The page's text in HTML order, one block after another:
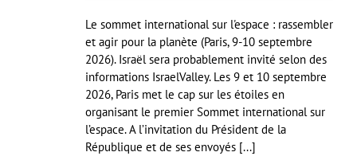
Le sommet international sur l'espace : rassembler
et agir pour la planète (Paris, 9-10 septembre
2026). Israël sera probablement invité selon des
informations IsraelValley. Les 9 et 10 septembre
2026, Paris met le cap sur les étoiles en
organisant le premier Sommet international sur
l’espace. A l’invitation du Président de la
République et de ses envoyés [...]